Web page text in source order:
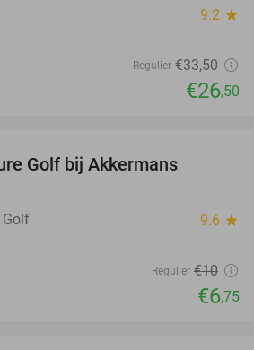
9.2 star
Regulier €33,50
€26,50
Golf bij Akkermans
Golf 9.6 star
Regulier €10
€6,75